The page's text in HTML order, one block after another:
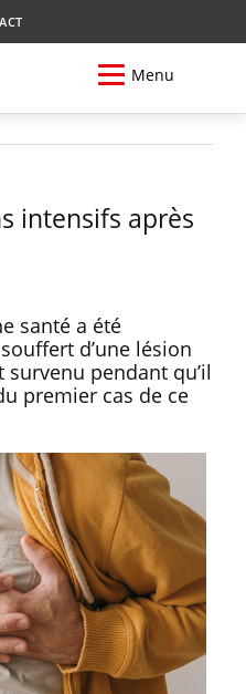
Menu
intensifs après
santé a été
d’une lésion
pendant qu’il
premier cas de ce